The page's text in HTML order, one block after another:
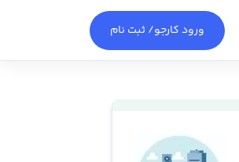
ورود کارجو/ ثبت نام